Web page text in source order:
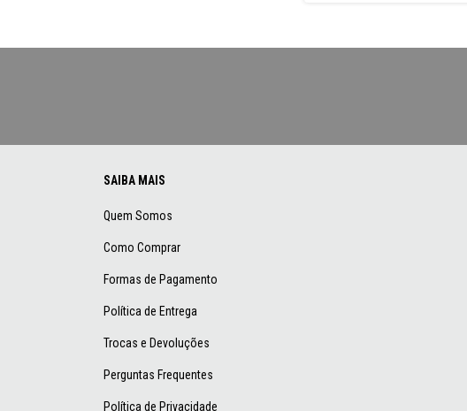
SAIBA MAIS
Quem Somos
Como Comprar
Formas de Pagamento
Política de Entrega
Trocas e Devoluções
Perguntas Frequentes
Política de Privacidade